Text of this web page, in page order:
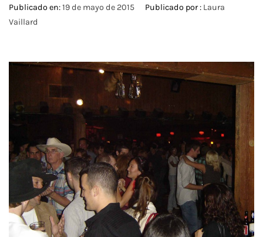
Publicado en:19 de mayo de 2015 Publicado por : Laura
Vaillard